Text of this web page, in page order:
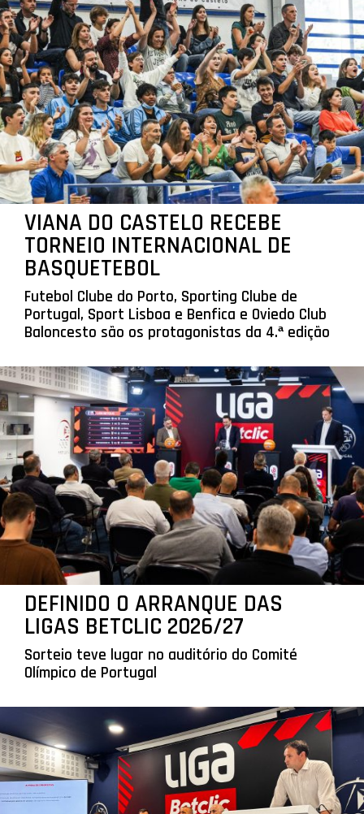
VIANA DO CASTELO RECEBE
TORNEIO INTERNACIONAL DE
BASQUETEBOL
Futebol Clube do Porto, Sporting Clube de
Portugal, Sport Lisboa e Benfica e Oviedo Club
Baloncesto são os protagonistas da 4.ª edição
DEFINIDO O ARRANQUE DAS
LIGAS BETCLIC 2026/27
Sorteio teve lugar no auditório do Comité
Olímpico de Portugal